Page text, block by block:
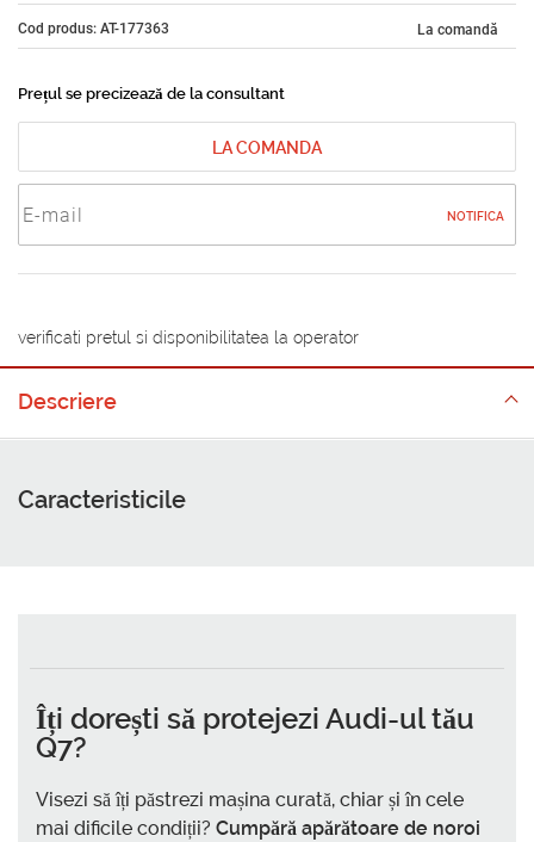
Cod produs: AT-177363 La comandă
Prețul se precizează de la consultant
LA COMANDA
NOTIFICA
verificati pretul si disponibilitatea la operator
Descriere
Caracteristicile
Îți dorești să protejezi Audi-ul tău
Q7?
Visezi să îți păstrezi mașina curată, chiar și în cele
mai dificile condiții? Cumpără apărătoare de noroi